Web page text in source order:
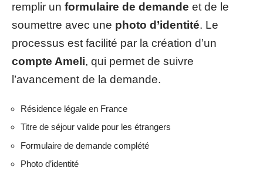
remplir un formulaire de demande et de le
soumettre avec une photo d’identité. Le
processus est facilité par la création d’un
compte Ameli, qui permet de suivre
l’avancement de la demande.
Résidence légale en France
Titre de séjour valide pour les étrangers
Formulaire de demande complété
Photo d’identité